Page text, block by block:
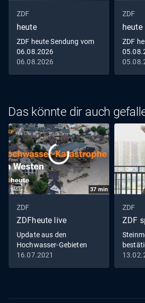
ZDF
heute
ZDF heute Sendung vom
06.08.2026
06.08.2026
ZDF
heute
ZDF
Das könnte dir auch
37 min
ZDF
ZDFheute live
Update aus den
Hochwasser-Gebieten
16.07.2021
ZDF
ZDF